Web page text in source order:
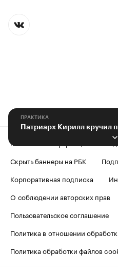
ПРАКТИКА
Контактная информация
Скрыть баннеры на РБК
Корпоративная подписка
О соблюдении авторских прав
Пользовательское соглашение
Политика в отношении
Политика обработки файлов